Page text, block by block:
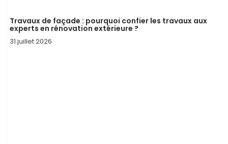
Travaux de façade : pourquoi confier les travaux aux
experts en rénovation extérieure ?
31 juillet 2026